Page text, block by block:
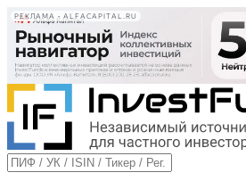
РЕКЛАМА • ALFACAPITAL.RU